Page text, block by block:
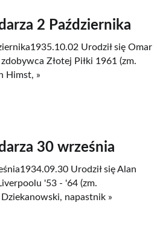
2 Października
Urodził się Omar
Złotej Piłki 1961 (zm.
Himst, »
30 września
Urodził się Alan
'53 - '64 (zm.
napastnik »